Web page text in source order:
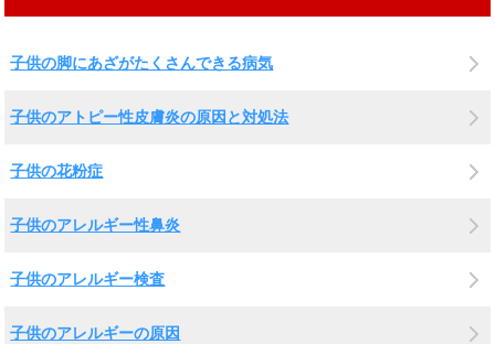
子供の脚にあざがたくさんできる病気
子供のアトピー性皮膚炎の原因と対処法
子供の花粉症
子供のアレルギー性鼻炎
子供のアレルギー検査
子供のアレルギーの原因